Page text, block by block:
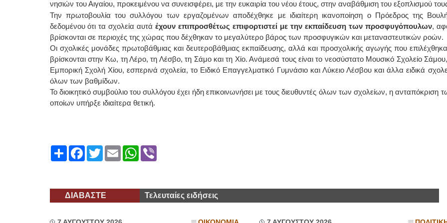
νησιών του Αιγαίου, προκειμένου να συνεισφέρει, με την ευκαιρία του νέου έτους, στην αναβάθμιση του εξοπλισμού
Την πρωτοβουλία του συλλόγου των εργαζομένων αποδέχθηκε με ιδιαίτερη ικανοποίηση ο Πρόεδρος της
δεδομένου ότι τα σχολεία αυτάέχουν επιπροσθέτως επιφορτιστεί με την εκπαίδευση των προσφυγόπουλων,
βρίσκονται σε περιοχές της χώρας που δέχθηκαν το μεγαλύτερο βάρος των προσφυγικών και μεταναστευτικών ροών.
Οι σχολικές μονάδες πρωτοβάθμιας και δευτεροβάθμιας εκπαίδευσης, αλλά και προσχολικής αγωγής που
βρίσκονται στην Κω, τη Λέρο, τη Λέσβο, τη Σάμο και τη Χίο. Ανάμεσά τους είναι το νεοσύστατο Μουσικό Σχολείο
Εμπορική Σχολή Χίου, εσπερινά σχολεία, το Ειδικό Επαγγελματικό Γυμνάσιο και Λύκειο Λέσβου και άλλα ειδικά
όλων των βαθμίδων.
Το διοικητικό συμβούλιο του συλλόγου έχει ήδη επικοινωνήσει με τους διευθυντές όλων των σχολείων, η ανταπόκριση
οποίων υπήρξε ιδιαίτερα θετική.
ShareFacebook
TwitterEmailWhatsApp
Viber
ΔΙΑΒΑΣΤΕ Τελευταίες ειδήσεις
ΙΩΑΝΝΗΣ Α. ΜΑΛΛΙΑΣ
ΧΕΙΡΟΥΡΓΟΣ
ΟΦΘΑΛΜΙΑΤΡΟΣ
Διδάκτωρ Ιατρικής Σχολής
Πανεπιστημίου Αθηνών
Καλλιπόλεως 3,Νέα Σμύρνη,
τηλ:210-9320215